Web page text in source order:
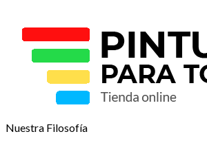
Nuestra Filosofía